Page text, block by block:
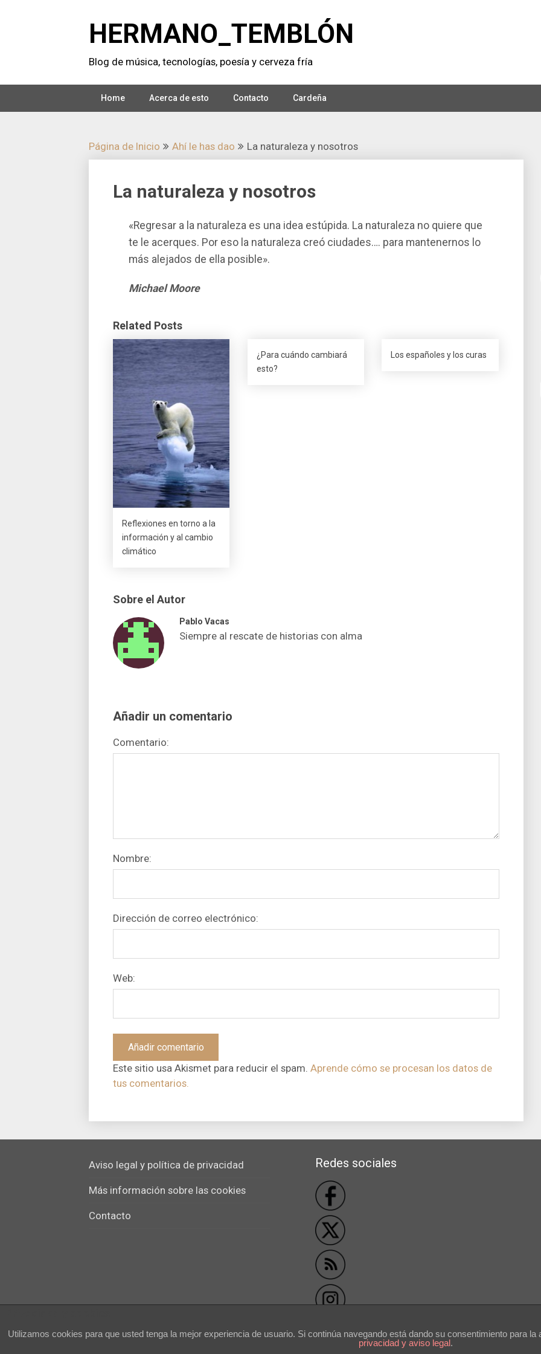
HERMANO_TEMBLÓN
Blog de música, tecnologí­as, poesí­a y cerveza frí­a
Home Acerca de esto Contacto Cardeña
Página de Inicio Ahí­ le has dao La naturaleza y nosotros
La naturaleza y nosotros
«Regresar a la naturaleza es una idea estúpida. La naturaleza no quiere que
te le acerques. Por eso la naturaleza creó ciudades…. para mantenernos lo
más alejados de ella posible».
Michael Moore
Related Posts
Reflexiones en torno a la
información y al cambio
climático
¿Para cuándo cambiará
esto?
Los españoles y los curas
Sobre el Autor
Pablo Vacas
Siempre al rescate de historias con alma
Añadir un comentario
Comentario:
Nombre:
Dirección de correo electrónico:
Web:
Este sitio usa Akismet para reducir el spam. Aprende cómo se procesan los datos de
tus comentarios.
Aviso legal y política de privacidad
Más información sobre las cookies
Contacto
Redes sociales
Utilizamos cookies para que usted tenga la mejor experiencia de usuario. Si continúa navegando está dando su consentimiento para
privacidad y aviso legal.